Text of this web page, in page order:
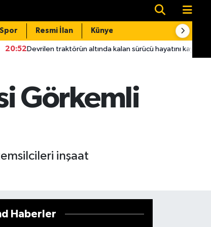
Spor Resmi İlan Künye
altında kalan sürücü hayatını kaybetti 20:04Takla atan
Görkemli
inşaat
Haberler